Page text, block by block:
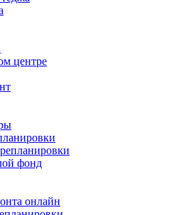
центре
фонд
онлайн